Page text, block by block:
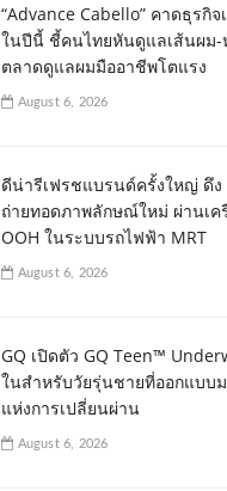
“Advance Cabello” คาดธุรกิจ
ในปีนี้ ชี้คนไทยหันดูแลเส้นผม
ตลาดดูแลผมมืออาชีพโตแรง
August 6, 2026
ดีน่ารีเฟรชแบรนด์ครั้งใหญ่ ดึง
ถ่ายทอดภาพลักษณ์ใหม่ ผ่านเค
OOH ในระบบรถไฟฟ้า MRT
August 6, 2026
GQ เปิดตัว GQ Teen™
ในสำหรับวัยรุ่นชายที่ออกแบบม
แห่งการเปลี่ยนผ่าน
August 6, 2026